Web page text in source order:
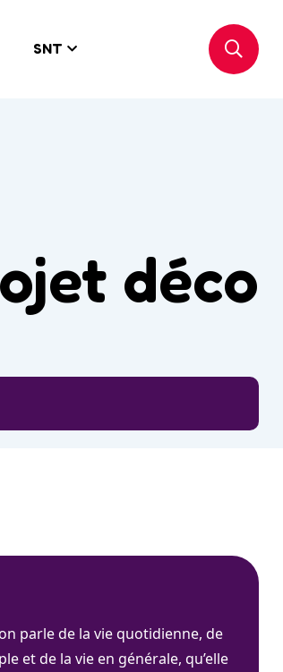
SNT
déco
parle de la vie quotidienne, de
et de la vie en générale, qu’elle